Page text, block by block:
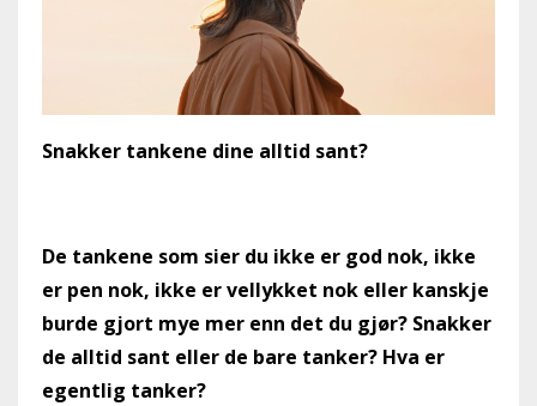
Snakker tankene dine alltid sant?
De tankene som sier du ikke er god nok, ikke
er pen nok, ikke er vellykket nok eller kanskje
burde gjort mye mer enn det du gjør? Snakker
de alltid sant eller de bare tanker? Hva er
egentlig tanker?